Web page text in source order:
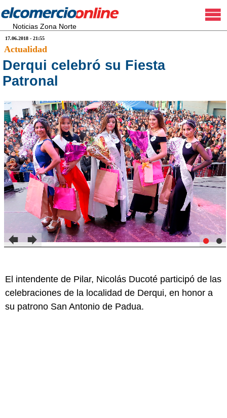
Noticias Zona Norte
17.06.2018 - 21:55
Actualidad
Derqui celebró su Fiesta
Patronal
El intendente de Pilar, Nicolás Ducoté participó de las
celebraciones de la localidad de Derqui, en honor a
su patrono San Antonio de Padua.